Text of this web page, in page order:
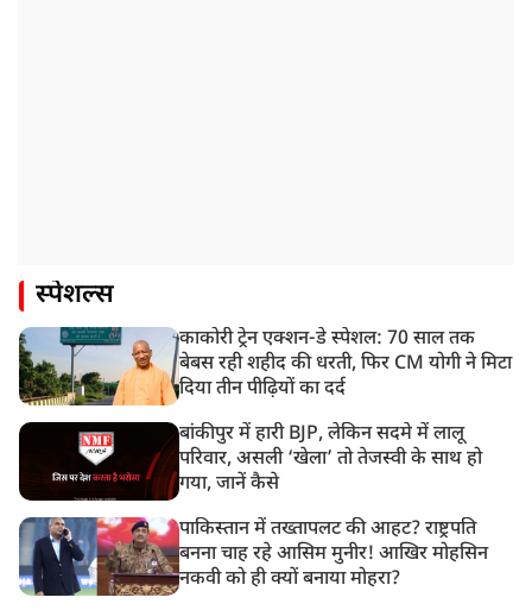
स्पेशल्स
काकोरी ट्रेन एक्शन-डे स्पेशल: 70 साल तक
बेबस रही शहीद की धरती, फिर CM योगी ने मिटा
दिया तीन पीढ़ियों का दर्द
बांकीपुर में हारी BJP, लेकिन सदमे में लालू
परिवार, असली ‘खेला’ तो तेजस्वी के साथ हो
गया, जानें कैसे
पाकिस्तान में तख्तापलट की आहट? राष्ट्रपति
बनना चाह रहे आसिम मुनीर! आखिर मोहसिन
नकवी को ही क्यों बनाया मोहरा?